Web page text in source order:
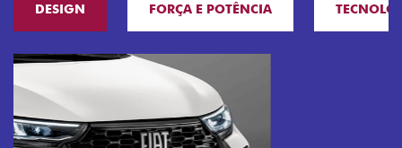
DESIGN FORÇA E POTÊNCIA